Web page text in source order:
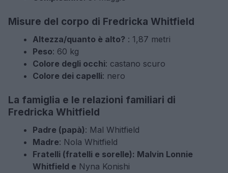
Misure del corpo di Fredricka Whitfield
Altezza/quanto è alto? : 1,87 metri
Peso: 60 kg
Colore degli occhi: castano scuro
Colore dei capelli: nero
La famiglia e le relazioni familiari di
Fredricka Whitfield
Padre (papà): Mal Whitfield
Madre: Nola Whitfield
Fratelli (fratelli e sorelle): Malvin Lonnie
Whitfield e Nyna Konishi